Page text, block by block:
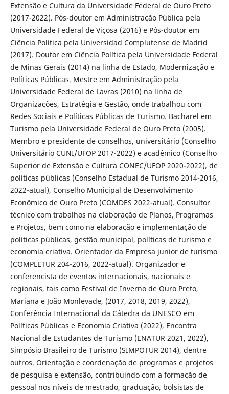
Extensão e Cultura da Universidade Federal de Ouro Preto
(2017-2022). Pós-doutor em Administração Pública pela
Universidade Federal de Viçosa (2016) e Pós-doutor em
Ciência Política pela Universidad Complutense de Madrid
(2017). Doutor em Ciência Política pela Universidade Federal
de Minas Gerais (2014) na linha de Estado, Modernização e
Políticas Públicas. Mestre em Administração pela
Universidade Federal de Lavras (2010) na linha de
Organizações, Estratégia e Gestão, onde trabalhou com
Redes Sociais e Políticas Públicas de Turismo. Bacharel em
Turismo pela Universidade Federal de Ouro Preto (2005).
Membro e presidente de conselhos, universitário (Conselho
Universitário CUNI/UFOP 2017-2022) e acadêmico (Conselho
Superior de Extensão e Cultura CONEC/UFOP 2020-2022), de
políticas públicas (Conselho Estadual de Turismo 2014-2016,
2022-atual), Conselho Municipal de Desenvolvimento
Econômico de Ouro Preto (COMDES 2022-atual). Consultor
técnico com trabalhos na elaboração de Planos, Programas
e Projetos, bem como na elaboração e implementação de
políticas públicas, gestão municipal, políticas de turismo e
economia criativa. Orientador da Empresa junior de turismo
(COMPLETUR 204-2016, 2022-atual). Organizador e
conferencista de eventos internacionais, nacionais e
regionais, tais como Festival de Inverno de Ouro Preto,
Mariana e João Monlevade, (2017, 2018, 2019, 2022),
Conferência Internacional da Cátedra da UNESCO em
Políticas Públicas e Economia Criativa (2022), Encontra
Nacional de Estudantes de Turismo (ENATUR 2021, 2022),
Simpósio Brasileiro de Turismo (SIMPOTUR 2014), dentre
outros. Orientação e coordenação de programas e projetos
de pesquisa e extensão, contribuindo com a formação de
pessoal nos níveis de mestrado, graduação, bolsistas de